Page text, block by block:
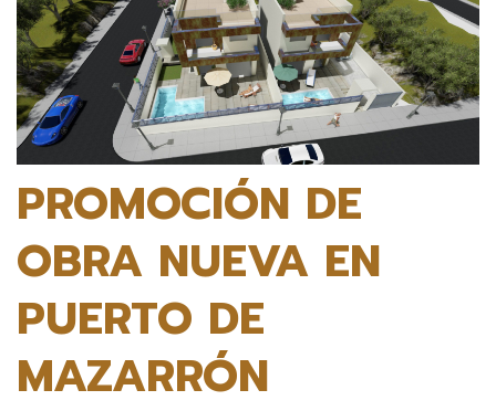
PROMOCIÓN DE
OBRA NUEVA EN
PUERTO DE
MAZARRÓN